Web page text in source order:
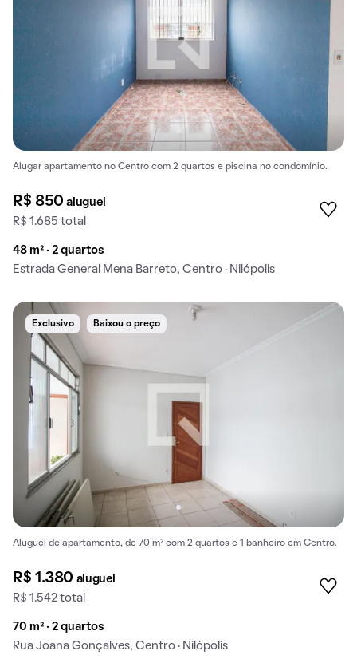
Alugar apartamento no Centro com 2 quartos e piscina no condomínio.
R$ 850aluguel
R$ 1.685 total
48 m² · 2 quartos
Estrada General Mena Barreto, Centro · Nilópolis
Exclusivo Baixou o preço
Aluguel de apartamento, de 70 m² com 2 quartos e 1 banheiro em Centro.
R$ 1.380 aluguel
R$ 1.542 total
70 m² · 2 quartos
Rua Joana Gonçalves, Centro · Nilópolis